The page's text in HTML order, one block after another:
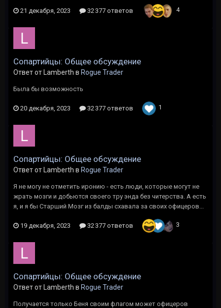
21 декабря, 2023 32 377 ответов 4
Сопартийцы: Общее обсуждение
Ответ от Lamberth в Rogue Trader
Была бы возможность
20 декабря, 2023 32 377 ответов 1
Сопартийцы: Общее обсуждение
Ответ от Lamberth в Rogue Trader
Я не могу не отметить иронию - есть люди, которые могут не
жрать мозги и добьются своего тру энда без читерства. А есть
я, и я бы Старший Мозг из балды схавала за своих офицеров...
19 декабря, 2023 32 377 ответов 3
Сопартийцы: Общее обсуждение
Ответ от Lamberth в Rogue Trader
Получается только Беня своим флагом может офицеров